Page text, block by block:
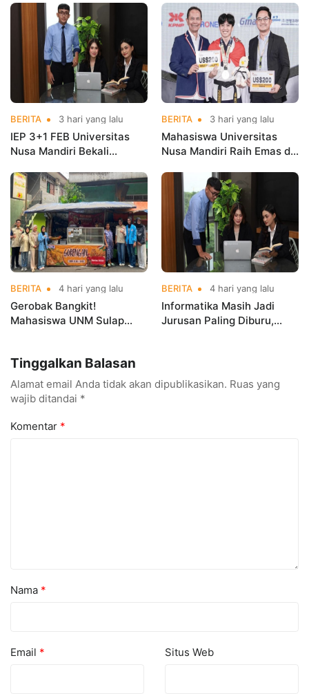
Kementerian Koperasi
Nama Kampus di Kejurnas
Taekwondo
BERITA 3 hari yang lalu
IEP 3+1 FEB Universitas
Nusa Mandiri Bekali
Kerja Sebelum Lulus
BERITA 3 hari yang lalu
Mahasiswa Universitas
Nusa Mandiri Raih Emas di
Indonesia Open
Championships 2026
BERITA 4 hari yang lalu
Gerobak Bangkit!
Mahasiswa UNM Sulap
BERITA 4 hari yang lalu
Informatika Masih Jadi
Jurusan Paling Diburu,
Tinggalkan Balasan
Alamat email Anda tidak akan dipublikasikan. Ruas yang
wajib ditandai *
Komentar *
Nama *
Email * Situs Web